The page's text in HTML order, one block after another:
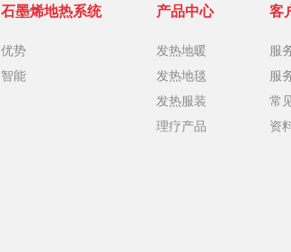
石墨烯地热系统
优势
智能
产品中心
发热地暖
发热地毯
发热服装
理疗产品
客
服
服
常
资